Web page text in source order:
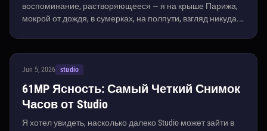
воспоминание, растворяющееся — я на крыше Парижа,
мокрой от дождя, в сумерках, на полпути, взгляд никуда.
Jun 5, 2026 studio
61MP Ясность: Самый Четкий Снимок
Часов от Studio
Я хотел увидеть, насколько далеко Studio может зайти в